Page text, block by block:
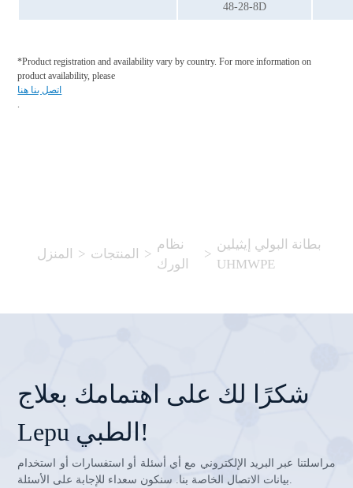
48-28-8D
*Product registration and availability vary by country. For more information on
product availability, please
اتصل بنا هنا
.
المنزل > المنتجات >
نظام
الورك
>
بطانة البولي إيثيلين
UHMWPE
شكرًا لك على اهتمامك بعلاج
Lepu الطبي!
مراسلتنا عبر البريد الإلكتروني مع أي أسئلة أو استفسارات أو استخدام
بيانات الاتصال الخاصة بنا. سنكون سعداء للإجابة على الأسئلة.